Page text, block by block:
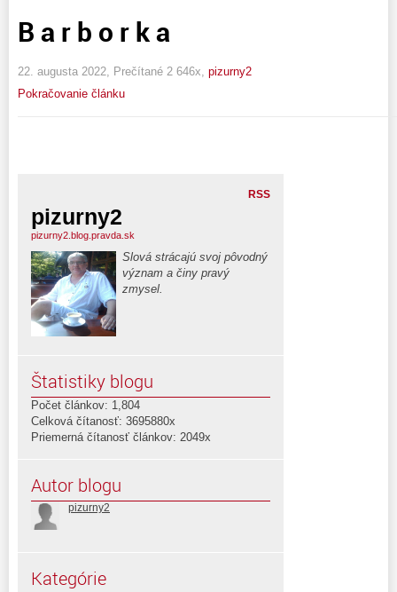
B a r b o r k a
22. augusta 2022, Prečítané 2 646x, pizurny2
Pokračovanie článku
RSS
pizurny2
pizurny2.blog.pravda.sk
Slová strácajú svoj pôvodný
význam a činy pravý
zmysel.
Štatistiky blogu
Počet článkov: 1,804
Celková čítanosť: 3695880x
Priemerná čítanosť článkov: 2049x
Autor blogu
pizurny2
Kategórie